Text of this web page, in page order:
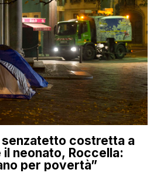
senzatetto costretta a
neonato, Roccella:
per povertà”